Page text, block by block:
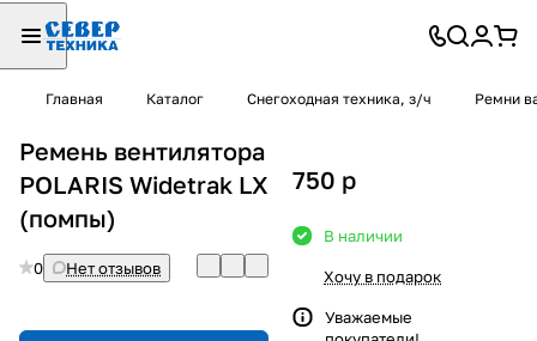
Главная Каталог Снегоходная техника, з/ч Ремни
Ремень вентилятора
POLARIS Widetrak LX
(помпы)
0 Нет отзывов
750 p
В наличии
Хочу в подарок
Уважаемые